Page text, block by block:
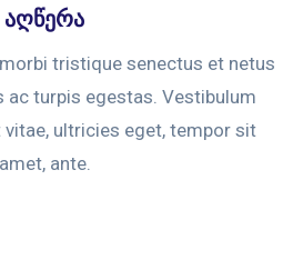
აღწერა
tristique senectus et netus
ac turpis egestas. Vestibulum
ultricies eget, tempor sit
amet, ante.